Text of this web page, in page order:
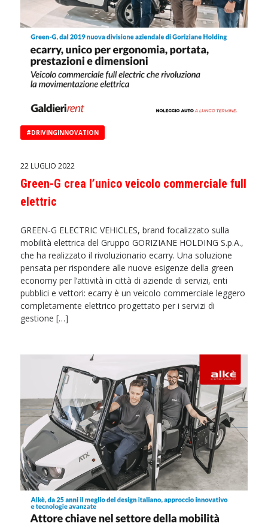
#DRIVINGINNOVATION
22 LUGLIO 2022
Green-G crea l’unico veicolo commerciale full
elettric
GREEN-G ELECTRIC VEHICLES, brand focalizzato sulla
mobilità elettrica del Gruppo GORIZIANE HOLDING S.p.A.,
che ha realizzato il rivoluzionario ecarry. Una soluzione
pensata per rispondere alle nuove esigenze della green
economy per l’attività in città di aziende di servizi, enti
pubblici e vettori: ecarry è un veicolo commerciale leggero
completamente elettrico progettato per i servizi di
gestione […]